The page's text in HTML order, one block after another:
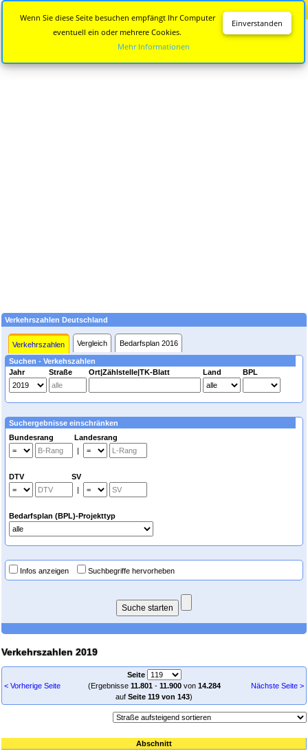
Verkehrszahlen Deutschland
Verkehrszahlen Vergleich Bedarfsplan 2016
Suchen - Verkehszahlen
Jahr
Straße Ort|Zählstelle|TK-Blatt Land BPL
Suchergebnisse einschränken
Bundesrang Landesrang
|
DTV SV
|
Bedarfsplan (BPL)-Projekttyp
Infos anzeigen Suchbegriffe hervorheben
Verkehrszahlen 2019
< Vorherige Seite
Seite
(Ergebnisse 11.801- 11.900von 14.284
auf Seite 119 von 143)
Nächste Seite >
Abschnitt
Einverstanden
Wenn Sie diese Seite besuchen empfängt Ihr Computer
eventuell ein oder mehrere Cookies.
Mehr Informationen